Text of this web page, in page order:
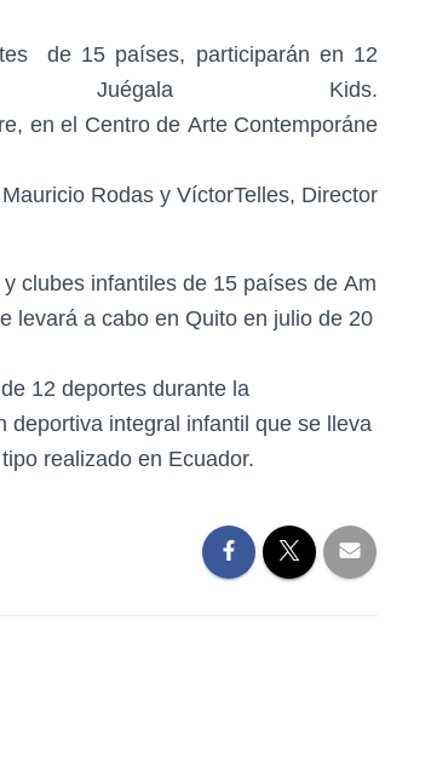
de 15 países, participarán en 12
Kids.
en el Centro de Arte Contemporáne
Rodas y VíctorTelles, Director
clubes infantiles de 15 países de Am
levará a cabo en Quito en julio de 20
12 deportes durante la
deportiva integral infantil que se lleva
realizado en Ecuador.